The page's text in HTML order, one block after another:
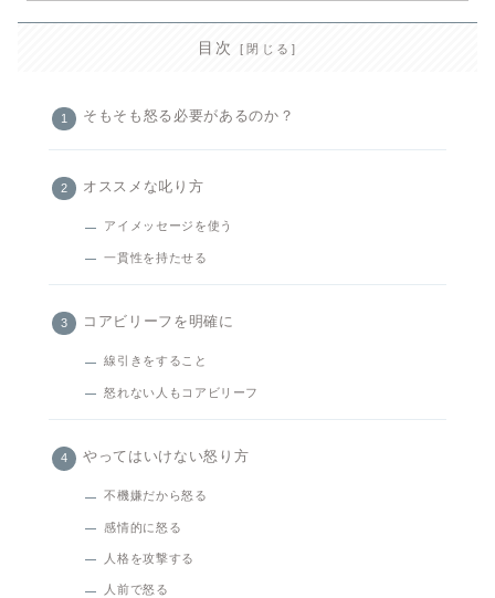
目次
そもそも怒る必要があるのか？
オススメな叱り方
アイメッセージを使う
一貫性を持たせる
コアビリーフを明確に
線引きをすること
怒れない人もコアビリーフ
やってはいけない怒り方
不機嫌だから怒る
感情的に怒る
人格を攻撃する
人前で怒る